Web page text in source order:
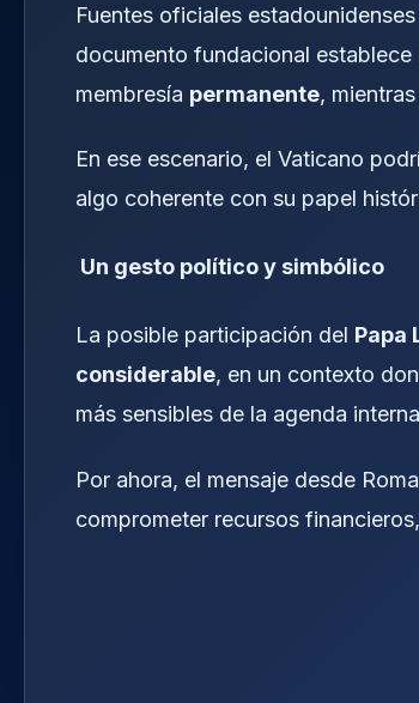
Fuentes oficiales
documento fundacional establece
membresía permanente,
En ese escenario, el Vaticano
algo coherente con su papel
Un gesto político y simbólico
La posible participación del Papa
considerable, en un contexto
más sensibles de la agenda
Por ahora, el mensaje desde
comprometer recursos